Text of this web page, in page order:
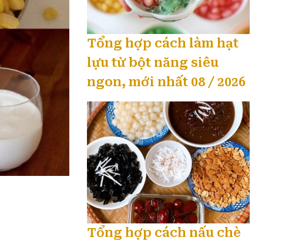
Tổng hợp cách làm hạt
lựu từ bột năng siêu
ngon, mới nhất 08 / 2026
Tổng hợp cách nấu chè